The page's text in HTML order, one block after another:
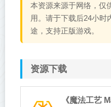
本资源来源于网络，仅
用。请于下载后24小时
途，支持正版游戏。
资源下载